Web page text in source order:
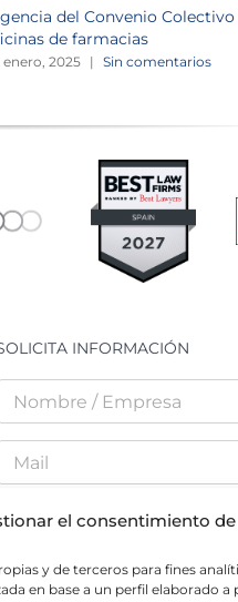
el consentimiento
y de terceros para fines
en base a un perfil elaborado a
del Convenio
de farmacias
enero, 2025 | Sin comentarios
INFORMACIÓN
He leído y acepto laPolítica de